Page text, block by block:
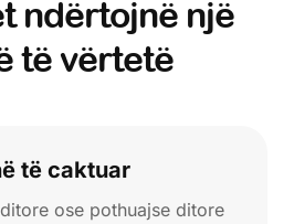
ndërtojnë një
të vërtetë
të caktuar
ose pothuajse ditore